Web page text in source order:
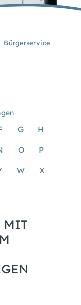
Bürgerservice
G H
O P
W X
E
A